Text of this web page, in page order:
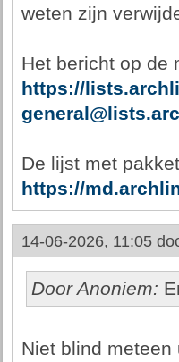
weten zijn
Het bericht op de
https://
De lijst met
https://
14-06-2026, 11:05
Door Anoniem:
Niet blind